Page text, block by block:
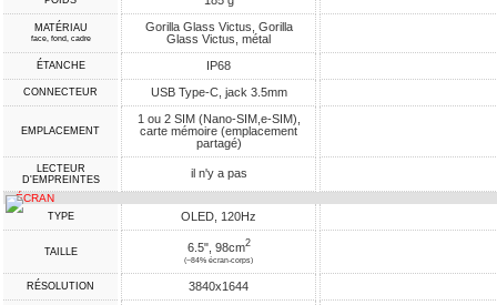
MATÉRIAU
face, fond, cadre
Gorilla Glass Victus, Gorilla
Glass Victus, métal
ÉTANCHE IP68
CONNECTEUR USB Type-C, jack 3.5mm
EMPLACEMENT
1 ou 2 SIM (Nano-SIM,e-SIM),
carte mémoire (emplacement
partagé)
LECTEUR
D'EMPREINTES
il n'y a pas
ÉCRAN
TYPE OLED, 120Hz
TAILLE 6.5", 98cm2
(~84% écran-corps)
RÉSOLUTION 3840x1644